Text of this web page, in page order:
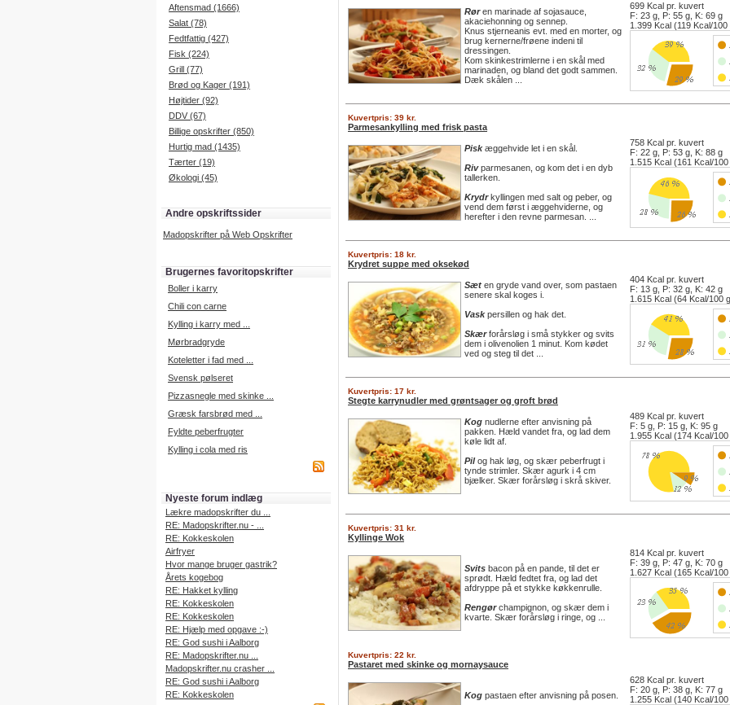
Aftensmad (1666)
Salat (78)
Fedtfattig (427)
Fisk (224)
Grill (77)
Brød og Kager (191)
Højtider (92)
DDV (67)
Billige opskrifter (850)
Hurtig mad (1435)
Tærter (19)
Økologi (45)
Andre opskriftssider
Madopskrifter på Web Opskrifter
Brugernes favoritopskrifter
Boller i karry
Chili con carne
Kylling i karry med ...
Mørbradgryde
Koteletter i fad med ...
Svensk pølseret
Pizzasnegle med skinke ...
Græsk farsbrød med ...
Fyldte peberfrugter
Kylling i cola med ris
Nyeste forum indlæg
Lækre madopskrifter du ...
RE: Madopskrifter.nu - ...
RE: Kokkeskolen
Airfryer
Hvor mange bruger gastrik?
Årets kogebog
RE: Hakket kylling
RE: Kokkeskolen
RE: Kokkeskolen
RE: Hjælp med opgave :-)
RE: God sushi i Aalborg
RE: Madopskrifter.nu ...
Madopskrifter.nu crasher ...
RE: God sushi i Aalborg
RE: Kokkeskolen
Røren marinade af sojasauce,
akaciehonning og sennep.
Knus stjerneanis evt. med en morter, og
brug kernerne/frøene indeni til
dressingen.
Kom skinkestrimlerne i en skål med
marinaden, og bland det godt sammen.
Dæk skålen ...
699 Kcal pr. kuvert
F: 23 g, P: 55 g, K: 69 g
1.399 Kcal (119 Kcal/100
Kuvertpris: 39 kr.
Parmesankylling med frisk pasta
Piskæggehvide let i en skål.
Rivparmesanen, og kom det i en dyb
tallerken.
Krydrkyllingen med salt og peber, og
vend dem først i æggehviderne, og
herefter i den revne parmesan. ...
758 Kcal pr. kuvert
F: 22 g, P: 53 g, K: 88 g
1.515 Kcal (161 Kcal/100
Kuvertpris: 18 kr.
Krydret suppe med oksekød
Sæt en gryde vand over, som pastaen
senere skal koges i.
Vaskpersillen og hak det.
Skærforårsløg i små stykker og svits
dem i olivenolien 1 minut. Kom kødet
ved og steg til det ...
404 Kcal pr. kuvert
F: 13 g, P: 32 g, K: 42 g
1.615 Kcal (64 Kcal/100
Kuvertpris: 17 kr.
Stegte karrynudler med grøntsager og groft brød
Kog nudlerne efter anvisning på
pakken. Hæld vandet fra, og lad dem
køle lidt af.
Pilog hak løg, og skær peberfrugt i
tynde strimler. Skær agurk i 4 cm
bjælker. Skær forårsløg i skrå skiver.
489 Kcal pr. kuvert
F: 5 g, P: 15 g, K: 95 g
1.955 Kcal (174 Kcal/100
Kuvertpris: 31 kr.
Kyllinge Wok
Svits bacon på en pande, til det er
sprødt. Hæld fedtet fra, og lad det
afdryppe på et stykke køkkenrulle.
Rengørchampignon, og skær dem i
kvarte. Skær forårsløg i ringe, og ...
814 Kcal pr. kuvert
F: 39 g, P: 47 g, K: 70 g
1.627 Kcal (165 Kcal/100
Kuvertpris: 22 kr.
Pastaret med skinke og mornaysauce
Kog pastaen efter anvisning på posen.
628 Kcal pr. kuvert
F: 20 g, P: 38 g, K: 77 g
1.255 Kcal (140 Kcal/100